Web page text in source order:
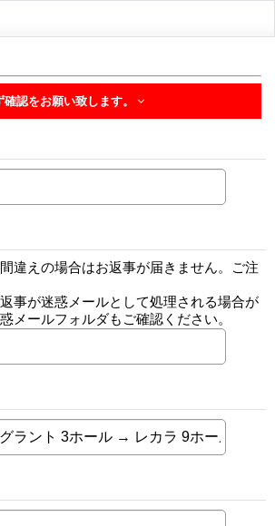
認をお願い致します。
違えの場合はお返事が届きません。ご注
事が迷惑メールとして処理される場合が
メールフォルダもご確認ください。